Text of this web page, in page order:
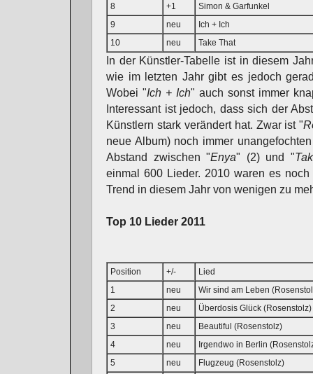
8
+1
Simon & Garfunkel
9
neu
Ich + Ich
10
neu Take That
In der Künstler-Tabelle ist in diesem
wie im letzten Jahr gibt es jedoch
Wobei "Ich + Ich" auch sonst immer
Interessant ist jedoch, dass sich der
Künstlern stark verändert hat. Zwar ist "
neue Album) noch immer
Abstand zwischen "Enya" (2) und "
einmal 600 Lieder. 2010 waren es
Trend in diesem Jahr von wenigen zu
Top 10 Lieder 2011
Position +/-
Lied
1
neu
Wir sind am Leben
2
neu
Überdosis Glück (Rosenstolz)
3
neu
Beautiful (Rosenstolz)
4
neu
Irgendwo in Berlin
5
neu
Flugzeug (Rosenstolz)